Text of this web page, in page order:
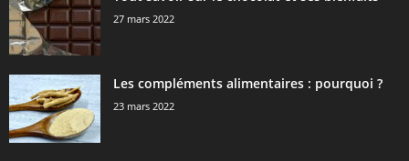
27 mars 2022
Les compléments alimentaires : pourquoi ?
23 mars 2022